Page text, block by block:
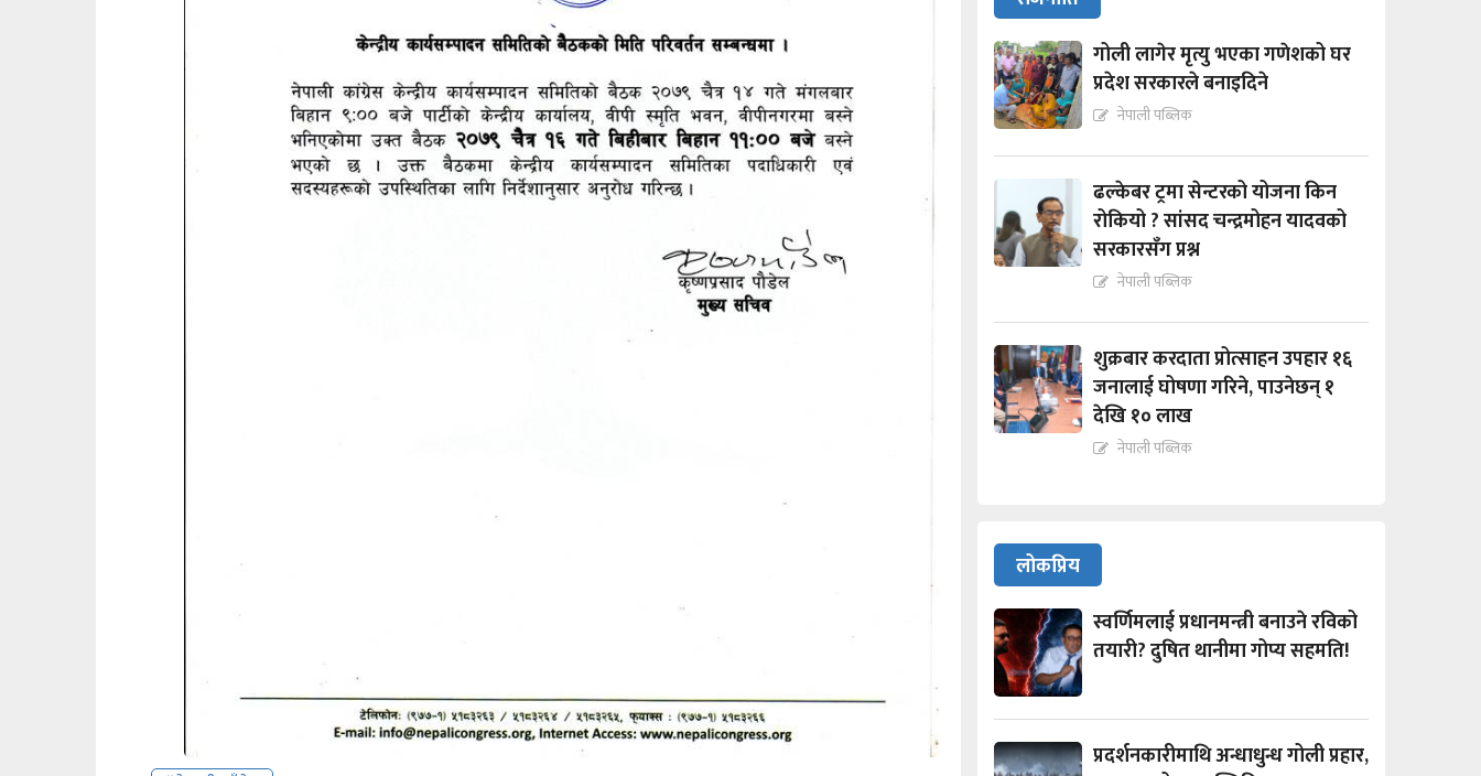
गोली लागेर मृत्यु भएका गणेशको घर
प्रदेश सरकारले बनाइदिने
नेपाली पब्लिक
ढल्केबर ट्रमा सेन्टरको योजना किन
रोकियो ? सांसद चन्द्रमोहन यादवको
सरकारसँग प्रश्न
नेपाली पब्लिक
शुक्रबार करदाता प्रोत्साहन उपहार १६
जनालाई घोषणा गरिने, पाउनेछन् १
देखि १० लाख
नेपाली पब्लिक
लोकप्रिय
स्वर्णिमलाई प्रधानमन्त्री बनाउने रविको
तयारी? दुषित थानीमा गोप्य सहमति!
प्रदर्शनकारीमाथि अन्धाधुन्ध गोली प्रहार,